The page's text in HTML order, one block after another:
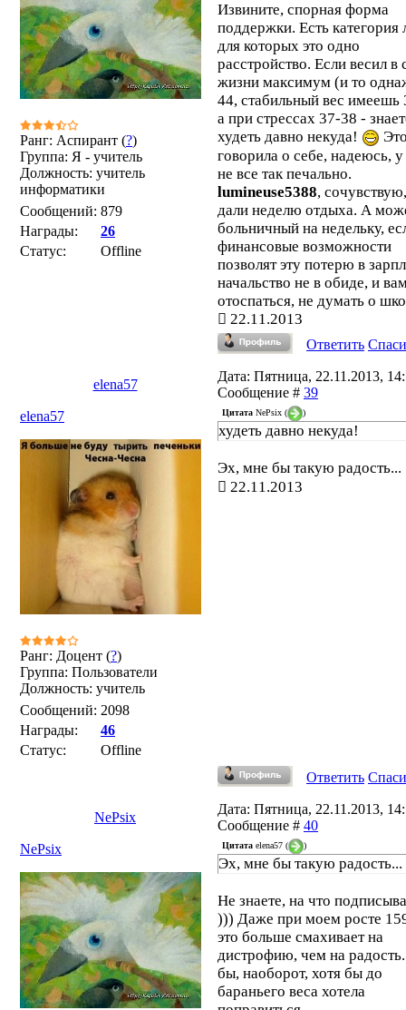
Ранг: Аспирант (?)
Группа: Я - учитель
Должность: учитель
информатики
Сообщений: 879
Награды:
26
Статус:
Offline
Извините, спорная форма
поддержки. Есть категория
для которых это одно
расстройство. Если весил в
жизни максимум (и то
44, стабильный вес имеешь
а при стрессах 37-38 -
худеть давно некуда!
говорила о себе, надеюсь,
не все так печально.
lumineuse5388,
дали неделю отдыха. А
больничный на недельку,
финансовые возможности
позволят эту потерю в
начальство не в обиде, и
отоспаться, не думать о
22.11.2013
Ответить
elena57
Дата: Пятница, 22.11.2013,
Сообщение # 39
elena57
Ранг: Доцент (?)
Группа: Пользователи
Должность: учитель
Сообщений: 2098
Награды:
46
Статус:
Offline
Цитата NePsix ( )
худеть давно некуда!
Эх, мне бы такую радость...
22.11.2013
Ответить
NePsix
Дата: Пятница, 22.11.2013,
Сообщение # 40
NePsix
Цитата elena57 ( )
Эх, мне бы такую радость...
Не знаете, на что
))) Даже при моем росте
это больше смахивает на
дистрофию, чем на
бы, наоборот, хотя бы до
бараньего веса хотела